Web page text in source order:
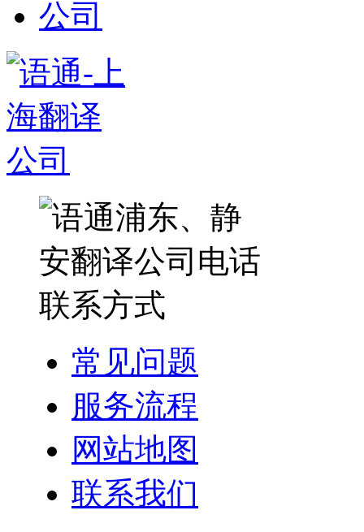
常见问题
服务流程
网站地图
联系我们